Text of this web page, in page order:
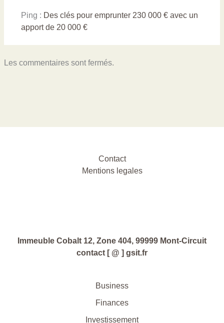
Ping : Des clés pour emprunter 230 000 € avec un
apport de 20 000 €
Les commentaires sont fermés.
Contact
Mentions legales
Immeuble Cobalt 12, Zone 404, 99999 Mont-Circuit
contact [ @ ] gsit.fr
Business
Finances
Investissement